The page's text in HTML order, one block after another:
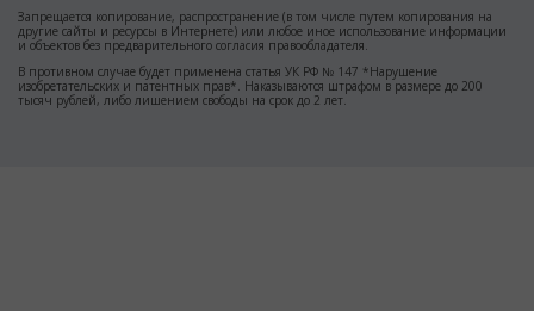
Запрещается копирование, распространение (в том числе путем копирования на
другие сайты и ресурсы в Интернете) или любое иное использование информации
и объектов без предварительного согласия правообладателя.
В противном случае будет применена статья УК РФ № 147 *Нарушение
изобретательских и патентных прав*. Наказываются штрафом в размере до 200
тысяч рублей, либо лишением свободы на срок до 2 лет.